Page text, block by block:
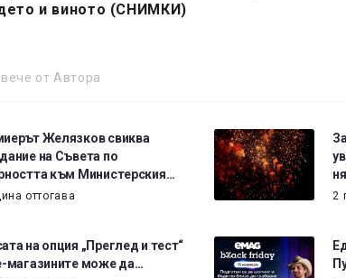
и виното (СНИМКИ)
от Автора
Желязков свиква
на Съвета по
към Министерския…
оттогава 2
на опция „Преглед и тест“
магазините може да…